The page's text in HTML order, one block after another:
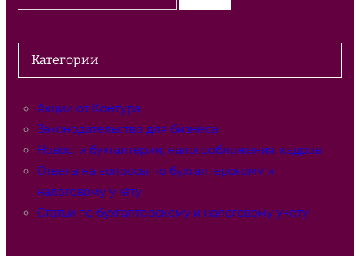
о
к
Категории
Акции от Контура
Законодательство для бизнеса
Новости бухгалтерии, налогообложения, кадров
Ответы на вопросы по бухгалтерскому и
налоговому учёту
Статьи по бухгалтерскому и налоговому учёту